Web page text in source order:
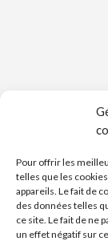
Pour offrir les
telles que les
appareils. Le fait de
des données telles
ce site. Le fait de ne
un effet négatif sur